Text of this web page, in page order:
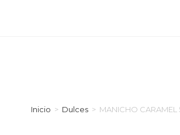
Inicio > Dulces > MANICHO CARAMEL